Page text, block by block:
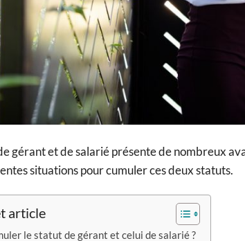
gérant et de salarié présente de nombreux
situations pour cumuler ces deux statuts.
article
le statut de gérant et celui de salarié ?